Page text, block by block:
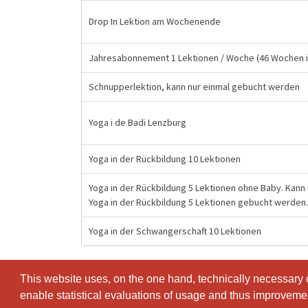
This website uses, on the one hand, technically
enable statistical evaluations of usage and thus
This website uses, on the one hand, technically
enable statistical evaluations of usage and thus
Drop In Lektion am Wochenende
Jahresabonnement 1 Lektionen / Woche (46
Schnupperlektion, kann nur einmal gebucht werden
Yoga i de Badi Lenzburg
Yoga in der Rückbildung 10 Lektionen
Yoga in der Rückbildung 5 Lektionen ohne Baby.
Yoga in der Rückbildung 5 Lektionen gebucht werden.
Yoga in der Schwangerschaft 10 Lektionen